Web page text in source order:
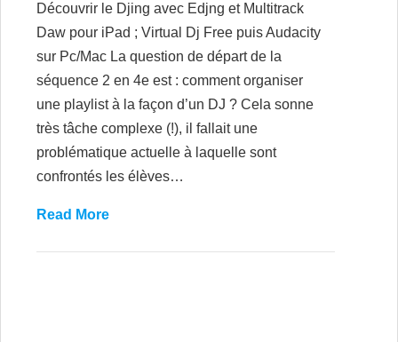
Découvrir le Djing avec Edjng et Multitrack
Daw pour iPad ; Virtual Dj Free puis Audacity
sur Pc/Mac La question de départ de la
séquence 2 en 4e est : comment organiser
une playlist à la façon d’un DJ ? Cela sonne
très tâche complexe (!), il fallait une
problématique actuelle à laquelle sont
confrontés les élèves…
Read More